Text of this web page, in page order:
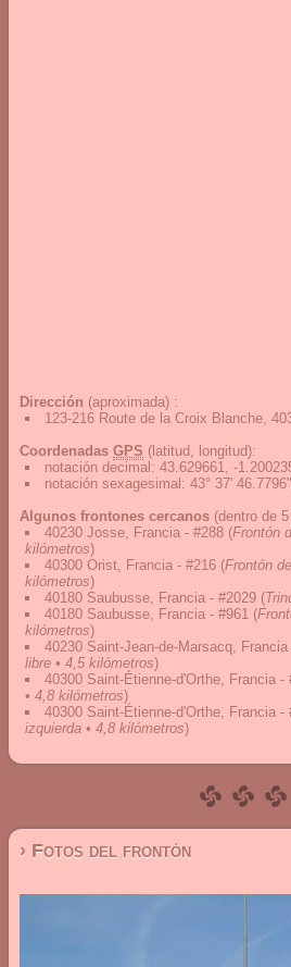
Dirección (aproximada) :
123-216 Route de la Croix Blanche,
Coordenadas GPS (latitud, longitud):
notación decimal : 43.629661, -
notación sexagesimal : 43° 37'
Algunos frontones cercanos (dentro de
40230 Josse, Francia - #288 (Frontón
kilómetros)
40300 Orist, Francia - #216 (Frontón
kilómetros)
40180 Saubusse, Francia - #2029 (
40180 Saubusse, Francia - #961 (
kilómetros)
40230 Saint-Jean-de-Marsacq, Francia
libre • 4,5 kilómetros)
40300 Saint-Étienne-d'Orthe, Francia -
• 4,8 kilómetros)
40300 Saint-Étienne-d'Orthe, Francia -
izquierda • 4,8 kilómetros)
› Fotos del frontón